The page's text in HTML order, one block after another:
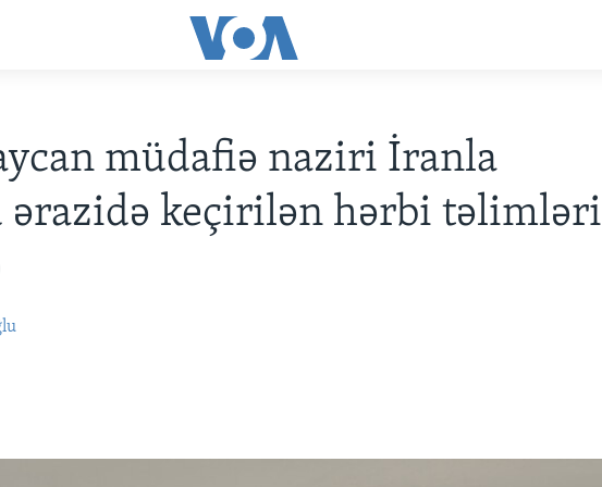
müdafiə naziri İranla
ərazidə keçirilən hərbi təlimləri